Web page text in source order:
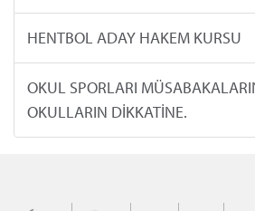
HENTBOL ADAY HAKEM KURSU
OKUL SPORLARI
OKULLARIN DİKKATİNE.